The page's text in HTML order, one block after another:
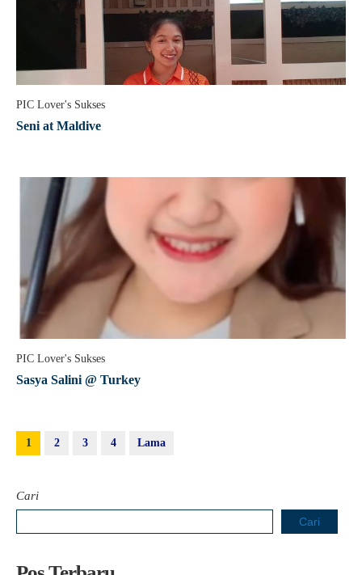
PIC Lover's Sukses
Seni at Maldive
PIC Lover's Sukses
Sasya Salini @ Turkey
1 2 3 4 Lama
Cari
Cari